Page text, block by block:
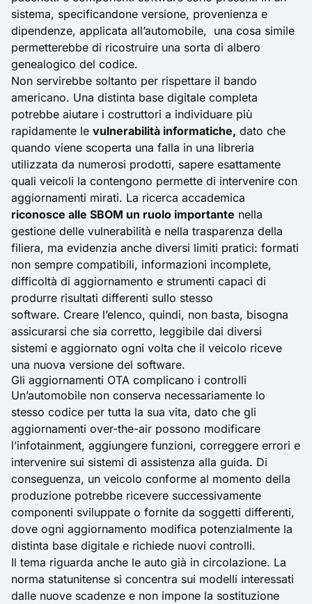
sistema, specificandone versione, provenienza e
dipendenze, applicata all’automobile, una cosa simile
permetterebbe di ricostruire una sorta di albero
genealogico del codice.
Non servirebbe soltanto per rispettare il bando
americano. Una distinta base digitale completa
potrebbe aiutare i costruttori a individuare più
rapidamente le vulnerabilità informatiche, dato che
quando viene scoperta una falla in una libreria
utilizzata da numerosi prodotti, sapere esattamente
quali veicoli la contengono permette di intervenire con
aggiornamenti mirati. La ricerca accademica
riconosce alle SBOM un ruolo importante nella
gestione delle vulnerabilità e nella trasparenza della
filiera, ma evidenzia anche diversi limiti pratici: formati
non sempre compatibili, informazioni incomplete,
difficoltà di aggiornamento e strumenti capaci di
produrre risultati differenti sullo stesso
software. Creare l’elenco, quindi, non basta, bisogna
assicurarsi che sia corretto, leggibile dai diversi
sistemi e aggiornato ogni volta che il veicolo riceve
una nuova versione del software.
Gli aggiornamenti OTA complicano i controlli
Un’automobile non conserva necessariamente lo
stesso codice per tutta la sua vita, dato che gli
aggiornamenti over-the-air possono modificare
l’infotainment, aggiungere funzioni, correggere errori e
intervenire sui sistemi di assistenza alla guida. Di
conseguenza, un veicolo conforme al momento della
produzione potrebbe ricevere successivamente
componenti sviluppate o fornite da soggetti differenti,
dove ogni aggiornamento modifica potenzialmente la
distinta base digitale e richiede nuovi controlli.
Il tema riguarda anche le auto già in circolazione. La
norma statunitense si concentra sui modelli interessati
dalle nuove scadenze e non impone la sostituzione